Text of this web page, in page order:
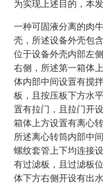
为实现上述目的，本
一种可固液分离的肉
壳，所述设备外壳包
位于设备外壳内部左
右侧，所述第一箱体
体内部中间设置有搅
板，且按压板下方水
置有拉门，且拉门开
箱体上方设置有离心
所述离心转筒内部中
螺纹套管上下均连接
有过滤板，且过滤板
体下方右侧开设有出水